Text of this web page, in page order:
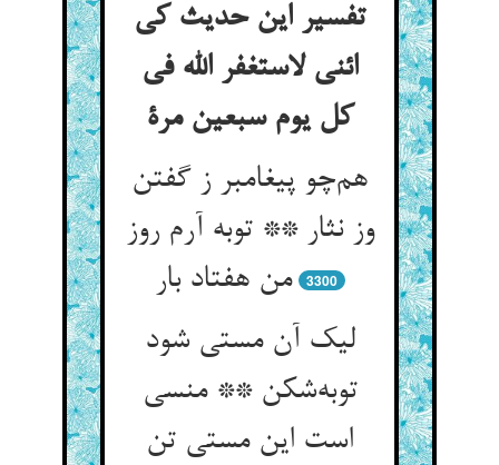
تفسیر این حدیث کی
ائنی لاستغفر الله فی
کل یوم سبعین مرة
هم‌چو پیغامبر ز گفتن
وز نثار ** توبه آرم روز
من هفتاد بار
3300
لیک آن مستی شود
توبه‌شکن ** منسی
است این مستی تن